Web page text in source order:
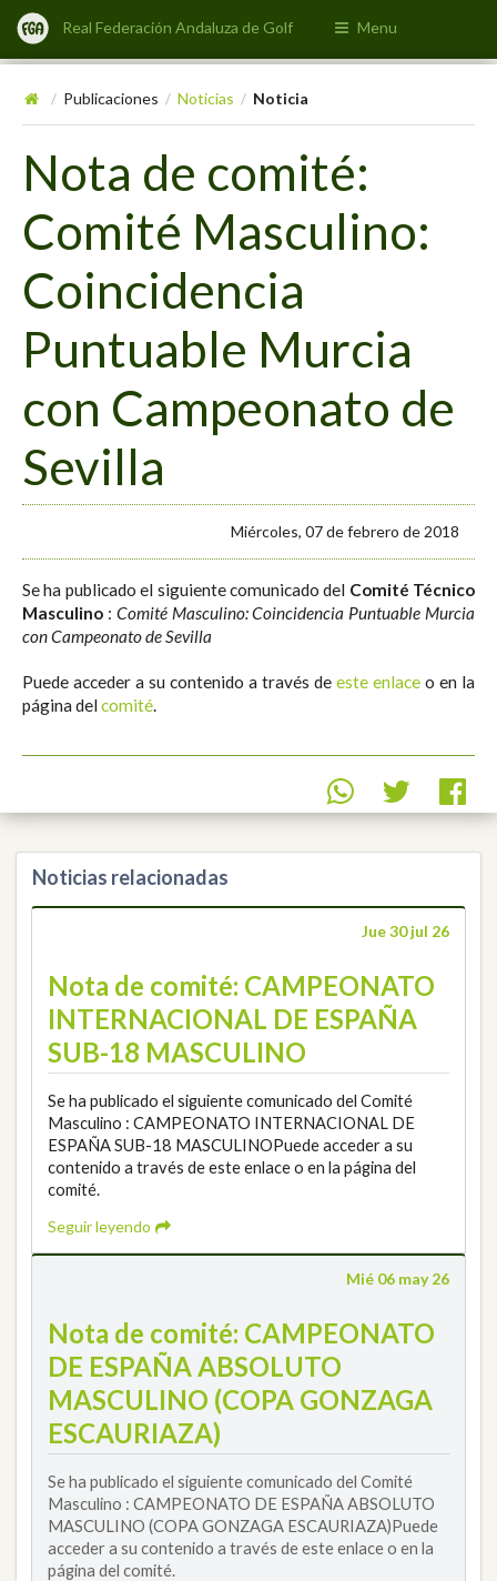
Real Federación Andaluza de Golf Menu
/ Publicaciones / Noticias / Noticia
Nota de comité:
Comité Masculino:
Coincidencia
Puntuable Murcia
con Campeonato de
Sevilla
Miércoles, 07 de febrero de 2018
Se ha publicado el siguiente comunicado del Comité Técnico
Masculino : Comité Masculino: Coincidencia Puntuable Murcia
con Campeonato de Sevilla
Puede acceder a su contenido a través de este enlace o en la
página delcomité
Noticias relacionadas
Jue 30 jul 26
Nota de comité: CAMPEONATO
INTERNACIONAL DE ESPAÑA
SUB-18 MASCULINO
Se ha publicado el siguiente comunicado del Comité
Masculino : CAMPEONATO INTERNACIONAL DE
ESPAÑA SUB-18 MASCULINOPuede acceder a su
contenido a través de este enlace o en la página del
comité.
Seguir leyendo
Mié 06 may 26
Nota de comité: CAMPEONATO
DE ESPAÑA ABSOLUTO
MASCULINO (COPA GONZAGA
ESCAURIAZA)
Se ha publicado el siguiente comunicado del Comité
Masculino : CAMPEONATO DE ESPAÑA ABSOLUTO
MASCULINO (COPA GONZAGA ESCAURIAZA)Puede
acceder a su contenido a través de este enlace o en la
página del comité.